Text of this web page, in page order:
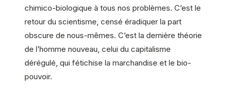
chimico-biologique à tous nos problèmes. C’est le
retour du scientisme, censé éradiquer la part
obscure de nous-mêmes. C’est la dernière théorie
de l’homme nouveau, celui du capitalisme
dérégulé, qui fétichise la marchandise et le bio-
pouvoir.